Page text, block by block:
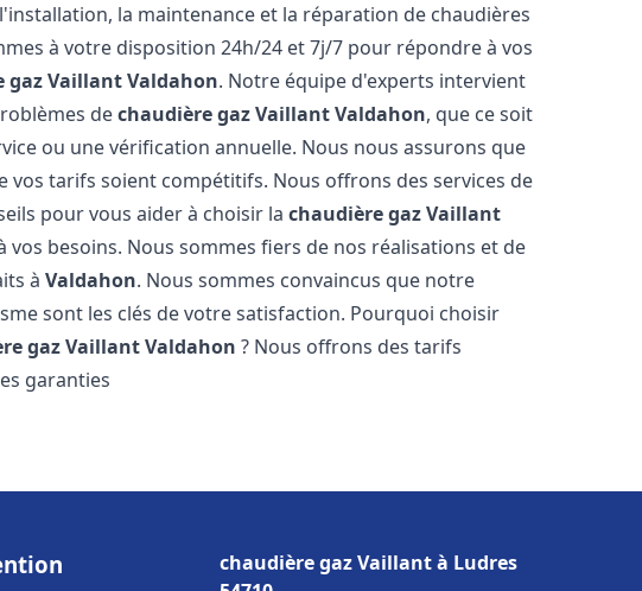
la maintenance et la réparation de chaudières
à votre disposition 24h/24 et 7j/7 pour répondre à vos
gaz VaillantValdahon. Notre équipe d'experts intervient
dechaudière gaz VaillantValdahon, que ce soit
ou une vérification annuelle. Nous nous assurons que
vos tarifs soient compétitifs. Nous offrons des services de
pour vous aider à choisir lachaudière gaz Vaillant
vos besoins. Nous sommes fiers de nos réalisations et de
àValdahon. Nous sommes convaincus que notre
sont les clés de votre satisfaction. Pourquoi choisir
gaz VaillantValdahon ? Nous offrons des tarifs
garanties
chaudière gaz Vaillant à Ludres